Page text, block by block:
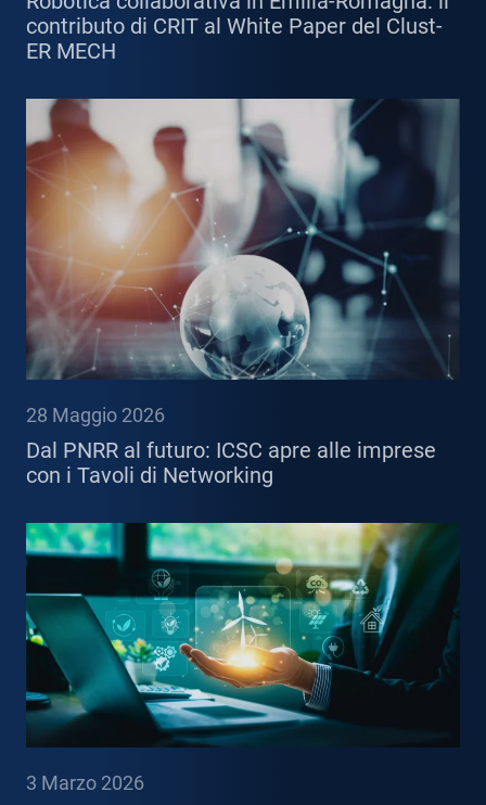
contributo di CRIT al White Paper del Clust-
ER MECH
28 Maggio 2026
Dal PNRR al futuro: ICSC apre alle imprese
con i Tavoli di Networking
3 Marzo 2026